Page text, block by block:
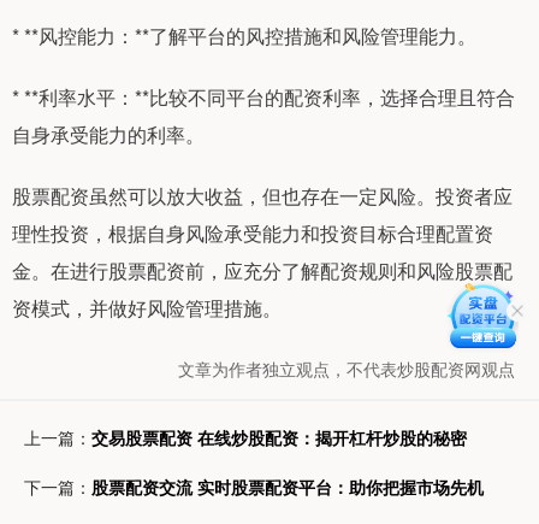
* **风控能力：**了解平台的风控措施和风险管理能力。
* **利率水平：**比较不同平台的配资利率，选择合理且符合
自身承受能力的利率。
股票配资虽然可以放大收益，但也存在一定风险。投资者应
理性投资，根据自身风险承受能力和投资目标合理配置资
金。在进行股票配资前，应充分了解配资规则和风险股票配
资模式，并做好风险管理措施。
文章为作者独立观点，不代表炒股配资网观点
上一篇： 交易股票配资 在线炒股配资：揭开杠杆炒股的秘密
下一篇： 股票配资交流 实时股票配资平台：助你把握市场先机